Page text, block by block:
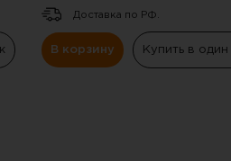
Доставка по РФ.
В корзину Купить в один
скидку